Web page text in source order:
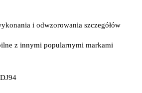
i odwzorowania szczegółów
z innymi popularnymi markami